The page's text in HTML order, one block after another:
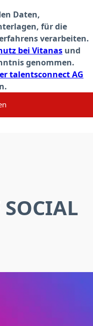
Daten,
für die
verarbeiten.
bei Vitanas und
genommen.
talentsconnect AG